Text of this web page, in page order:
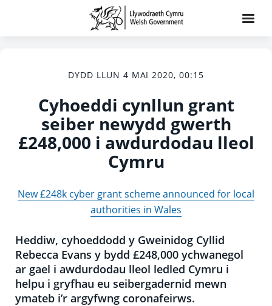
DYDD LLUN 4 MAI 2020, 00:15
Cyhoeddi cynllun grant
seiber newydd gwerth
£248,000 i awdurdodau lleol
Cymru
New £248k cyber grant scheme announced for local
authorities in Wales
Heddiw, cyhoeddodd y Gweinidog Cyllid
Rebecca Evans y bydd £248,000 ychwanegol
ar gael i awdurdodau lleol ledled Cymru i
helpu i gryfhau eu seibergadernid mewn
ymateb i’r argyfwng coronafeirws.